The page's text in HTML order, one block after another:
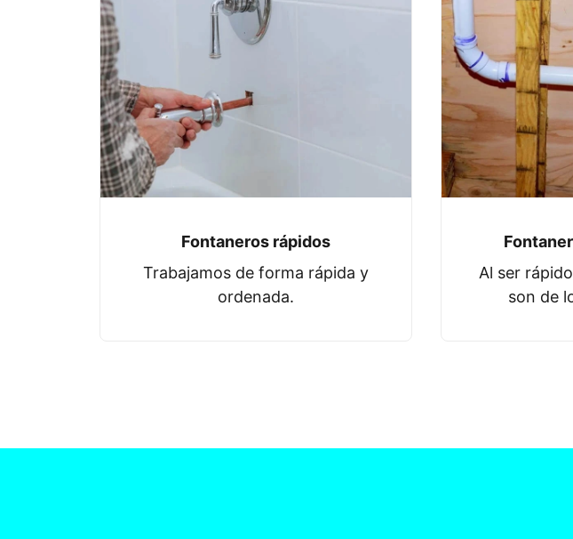
Fontaneros rápidos
Trabajamos de forma rápida y
ordenada.
Al ser
son de